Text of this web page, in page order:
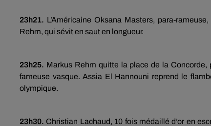
23h21. L’Américaine Oksana Masters, para-
Rehm, qui sévit en saut en longueur.
23h25. Markus Rehm quitte la place de la Concorde,
fameuse vasque. Assia El Hannouni reprend le
olympique.
23h30. Christian Lachaud, 10 fois médaillé d’or en